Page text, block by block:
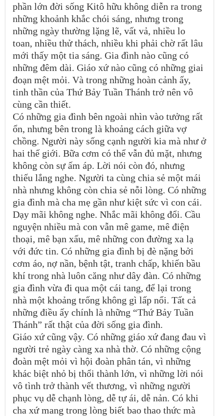
phần lớn đời sống Kitô hữu không diễn ra trong
những khoảnh khắc chói sáng, nhưng trong
những ngày thường lặng lẽ, vất vả, nhiều lo
toan, nhiều thử thách, nhiều khi phải chờ rất lâu
mới thấy một tia sáng. Gia đình nào cũng có
những đêm dài. Giáo xứ nào cũng có những giai
đoạn mệt mỏi. Và trong những hoàn cảnh ấy,
tinh thần của Thứ Bảy Tuần Thánh trở nên vô
cùng cần thiết.
Có những gia đình bên ngoài nhìn vào tưởng rất
ổn, nhưng bên trong là khoảng cách giữa vợ
chồng. Người này sống cạnh người kia mà như ở
hai thế giới. Bữa cơm có thể vẫn đủ mặt, nhưng
không còn sự ấm áp. Lời nói còn đó, nhưng
thiếu lắng nghe. Người ta cùng chia sẻ một mái
nhà nhưng không còn chia sẻ nỗi lòng. Có những
gia đình mà cha mẹ gần như kiệt sức vì con cái.
Dạy mãi không nghe. Nhắc mãi không đổi. Cầu
nguyện nhiều mà con vẫn mê game, mê điện
thoại, mê bạn xấu, mê những con đường xa lạ
với đức tin. Có những gia đình bị đè nặng bởi
cơm áo, nợ nần, bệnh tật, tranh chấp, khiến bầu
khí trong nhà luôn căng như dây đàn. Có những
gia đình vừa đi qua một cái tang, để lại trong
nhà một khoảng trống không gì lấp nổi. Tất cả
những điều ấy chính là những “Thứ Bảy Tuần
Thánh” rất thật của đời sống gia đình.
Giáo xứ cũng vậy. Có những giáo xứ đang đau vì
người trẻ ngày càng xa nhà thờ. Có những cộng
đoàn mệt mỏi vì hội đoàn phân tán, vì những
khác biệt nhỏ bị thổi thành lớn, vì những lời nói
vô tình trở thành vết thương, vì những người
phục vụ dễ chạnh lòng, dễ tự ái, dễ nản. Có khi
cha xứ mang trong lòng biết bao thao thức mà